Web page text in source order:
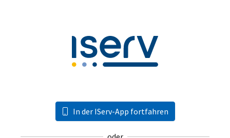
In der IServ-App fortfahren